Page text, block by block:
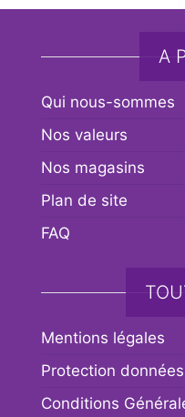
A
Qui nous-sommes
Nos valeurs
Nos magasins
Plan de site
FAQ
Mentions légales
Protection
Conditions